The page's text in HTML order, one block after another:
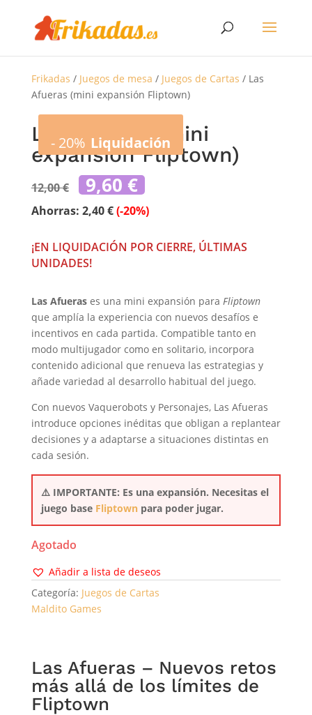
Frikadas / Juegos de mesa / Juegos de Cartas / Las
Afueras (mini expansión Fliptown)
-20% Liquidación
Las Afueras (mini
expansión Fliptown)
12,00€ El
precio
original
era:
9,60 € El
precio
actual
es:
Ahorras: 2,40€(-20%)
¡EN LIQUIDACIÓN POR CIERRE, ÚLTIMAS
UNIDADES!
Las Afuerases una mini expansión para Fliptown
que amplía la experiencia con nuevos desafíos e
incentivos en cada partida. Compatible tanto en
modo multijugador como en solitario, incorpora
contenido adicional que renueva las estrategias y
añade variedad al desarrollo habitual del juego.
Con nuevos Vaquerobots y Personajes, Las Afueras
introduce opciones inéditas que obligan a replantear
decisiones y a adaptarse a situaciones distintas en
cada sesión.
⚠️ IMPORTANTE: Es una expansión. Necesitas el
juego base Fliptownpara poder jugar.
Agotado
Añadir a lista de deseos
Categoría: Juegos de Cartas
Maldito Games
Las Afueras – Nuevos retos
más allá de los límites de
Fliptown